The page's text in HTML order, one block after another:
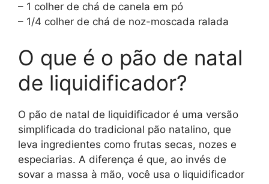
– 1 colher de chá de canela em pó
– 1/4 colher de chá de noz-moscada ralada
O que é o pão de natal
de liquidificador?
O pão de natal de liquidificador é uma versão
simplificada do tradicional pão natalino, que
leva ingredientes como frutas secas, nozes e
especiarias. A diferença é que, ao invés de
sovar a massa à mão, você usa o liquidificador